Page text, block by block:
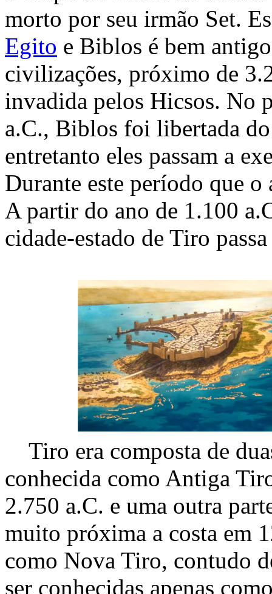
morto por seu irmão Set.
Egito e Biblos é bem
civilizações, próximo de
invadida pelos Hicsos. No
a.C., Biblos foi libertada
entretanto eles passam a
Durante este período que
A partir do ano de 1.100
cidade-estado de Tiro
Tiro era composta de
conhecida como Antiga
2.750 a.C. e uma outra
muito próxima a costa em
como Nova Tiro, contudo
ser conhecidas apenas